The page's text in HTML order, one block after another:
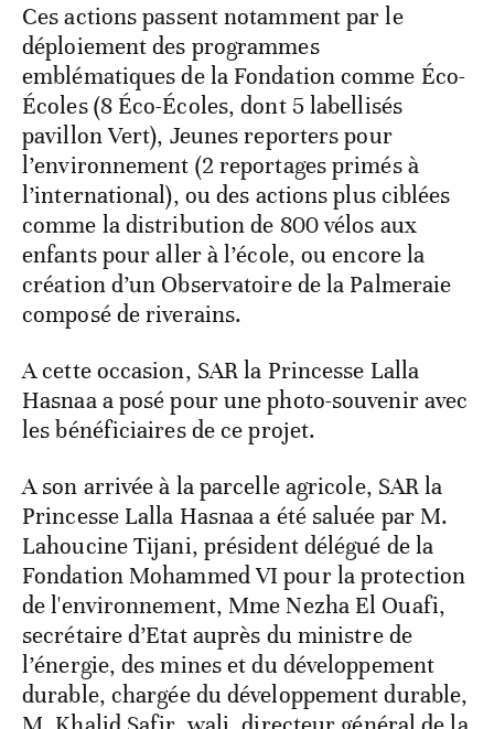
Ces actions passent notamment par le
déploiement des programmes
emblématiques de la Fondation comme Éco-
Écoles (8 Éco-Écoles, dont 5 labellisés
pavillon Vert), Jeunes reporters pour
l’environnement (2 reportages primés à
l’international), ou des actions plus ciblées
comme la distribution de 800 vélos aux
enfants pour aller à l’école, ou encore la
création d’un Observatoire de la Palmeraie
composé de riverains.
A cette occasion, SAR la Princesse Lalla
Hasnaa a posé pour une photo-souvenir avec
les bénéficiaires de ce projet.
A son arrivée à la parcelle agricole, SAR la
Princesse Lalla Hasnaa a été saluée par M.
Lahoucine Tijani, président délégué de la
Fondation Mohammed VI pour la protection
de l'environnement, Mme Nezha El Ouafi,
secrétaire d’Etat auprès du ministre de
l’énergie, des mines et du développement
durable, chargée du développement durable,